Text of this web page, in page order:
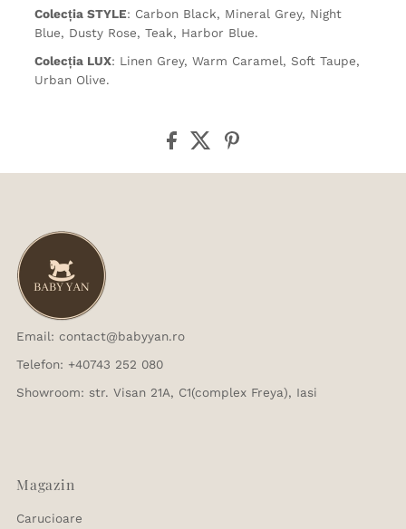
Colecția STYLE: Carbon Black, Mineral Grey, Night
Blue, Dusty Rose, Teak, Harbor Blue.
Colecția LUX: Linen Grey, Warm Caramel, Soft Taupe,
Urban Olive.
Email: contact@babyyan.ro
Telefon: +40743 252 080
Showroom: str. Visan 21A, C1(complex Freya), Iasi
Magazin
Carucioare